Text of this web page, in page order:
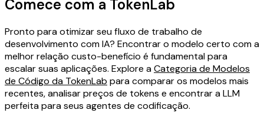
Comece com a TokenLab
Pronto para otimizar seu fluxo de trabalho de
desenvolvimento com IA? Encontrar o modelo certo com a
melhor relação custo-benefício é fundamental para
escalar suas aplicações. Explore aCategoria de Modelos
de Código da TokenLab para comparar os modelos mais
recentes, analisar preços de tokens e encontrar a LLM
perfeita para seus agentes de codificação.